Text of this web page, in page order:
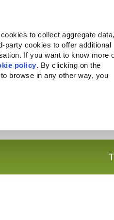
to collect aggregate data,
party cookies to offer additional
If you want to know more
policy. By clicking on the
browse in any other way, you
La marque Où acheter